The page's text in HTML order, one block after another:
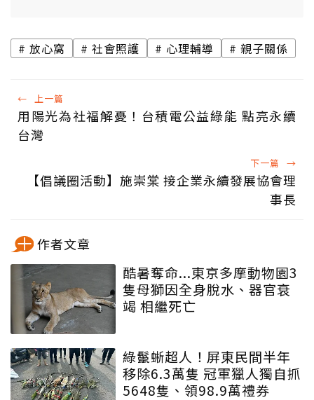
放心窩 社會照護 心理輔導 親子關係
← 上一篇
用陽光為社福解憂！台積電公益綠能 點亮永續
台灣
下一篇 →
【倡議圈活動】施崇棠 接企業永續發展協會理
事長
作者文章
酷暑奪命...東京多摩動物園3
隻母獅因全身脫水、器官衰
竭 相繼死亡
綠鬣蜥超人！屏東民間半年
移除6.3萬隻 冠軍獵人獨自抓
5648隻、領98.9萬禮券